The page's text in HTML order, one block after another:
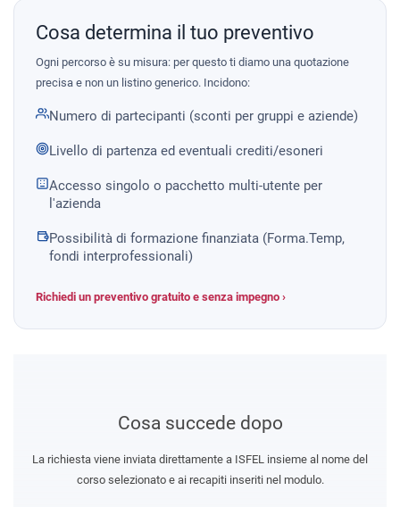
Cosa determina il tuo preventivo
Ogni percorso è su misura: per questo ti diamo una quotazione
precisa e non un listino generico. Incidono:
Numero di partecipanti (sconti per gruppi e aziende)
Livello di partenza ed eventuali crediti/esoneri
Accesso singolo o pacchetto multi-utente per
l'azienda
Possibilità di formazione finanziata (Forma.Temp,
fondi interprofessionali)
Richiedi un preventivo gratuito e senza impegno ›
Cosa succede dopo
La richiesta viene inviata direttamente a ISFEL insieme al nome del
corso selezionato e ai recapiti inseriti nel modulo.